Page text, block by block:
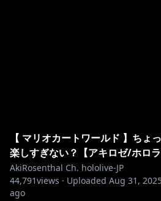
【 マリオカートワールド 】ちょ
楽しすぎない？【アキロゼ/ホロラ
AkiRosenthal Ch. hololive-JP
44,791views · Uploaded Aug 31,
ago